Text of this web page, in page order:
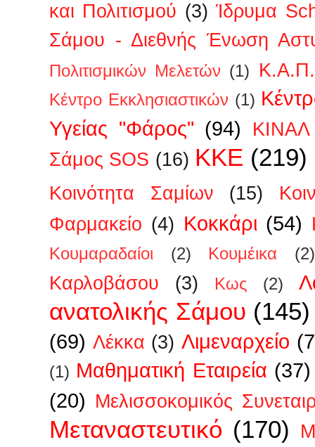
και Πολιτισμού (3) Ίδρυμα
Σάμου - Διεθνής Ένωση
Πολιτισμικών Μελετών (1)
Κέντρο Εκκλησιαστικών (1)
Υγείας "Φάρος" (94)
ΚΙΝΑΛ
Σάμος SOS (16) ΚΚΕ (219)
Κοινότητα Σαμίων
(15)
Φαρμακείο (4) Κοκκάρι (54)
Κουμαραδαίοι (2) Κουμέικα (2)
Καρλοβάσου (3) Κως (2)
ανατολικής Σάμου (145)
(69) Λέκκα (3) Λιμεναρχείο
(1) Μαθηματική Εταιρεία (37)
(20) Μελισσοκομικός
Μεταναστευτικό (170)